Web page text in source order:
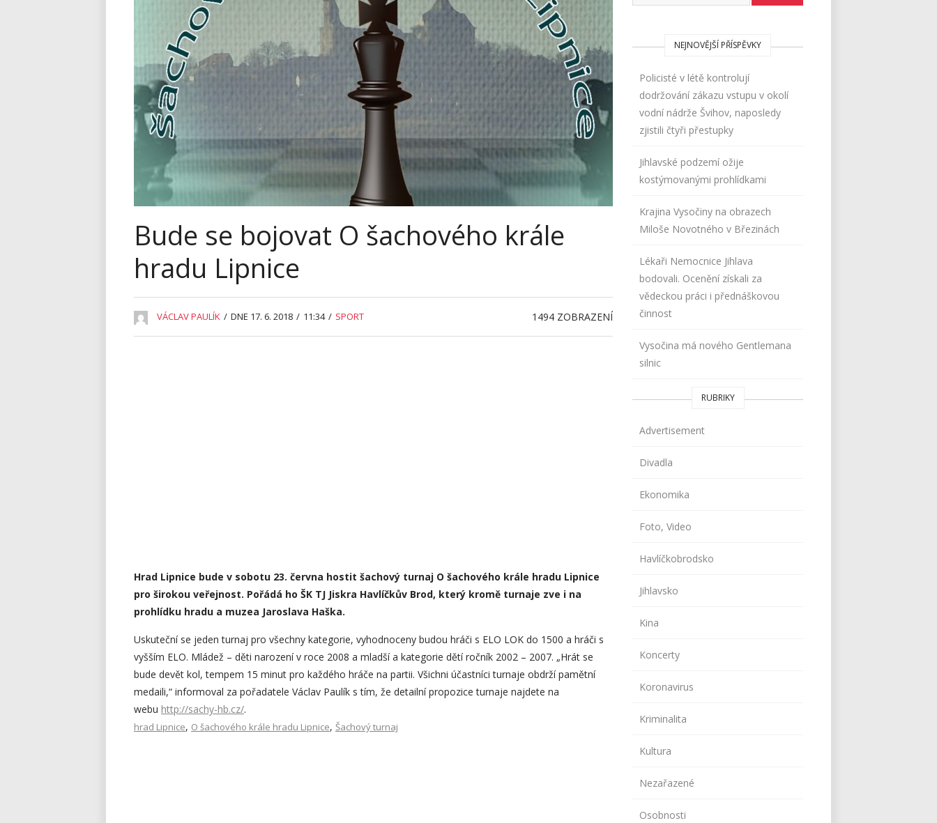
Bude se bojovat O šachového krále
hradu Lipnice
VÁCLAV PAULÍK / DNE 17. 6. 2018 / 11:34 / SPORT 1494 ZOBRAZENÍ
Hrad Lipnice bude v sobotu 23. června hostit šachový turnaj O šachového krále hradu Lipnice
pro širokou veřejnost. Pořádá ho ŠK TJ Jiskra Havlíčkův Brod, který kromě turnaje zve i na
prohlídku hradu a muzea Jaroslava Haška.
Uskuteční se jeden turnaj pro všechny kategorie, vyhodnoceny budou hráči s ELO LOK do 1500 a hráči s
vyšším ELO. Mládež – děti narození v roce 2008 a mladší a kategorie dětí ročník 2002 – 2007. „Hrát se
bude devět kol, tempem 15 minut pro každého hráče na partii. Všichni účastníci turnaje obdrží pamětní
medaili,“ informoval za pořadatele Václav Paulík s tím, že detailní propozice turnaje najdete na
webu http://sachy-hb.cz/.
hrad Lipnice, O šachového krále hradu Lipnice, Šachový turnaj
NEJNOVĚJŠÍ PŘÍSPĚVKY
Policisté v létě kontrolují
dodržování zákazu vstupu v okolí
vodní nádrže Švihov, naposledy
zjistili čtyři přestupky
Jihlavské podzemí ožije
kostýmovanými prohlídkami
Krajina Vysočiny na obrazech
Miloše Novotného v Březinách
Lékaři Nemocnice Jihlava
bodovali. Ocenění získali za
vědeckou práci i přednáškovou
činnost
Vysočina má nového Gentlemana
silnic
RUBRIKY
Advertisement
Divadla
Ekonomika
Foto, Video
Havlíčkobrodsko
Jihlavsko
Kina
Koncerty
Koronavirus
Kriminalita
Kultura
Nezařazené
Osobnosti